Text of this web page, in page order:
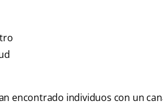
encontrado individuos con un